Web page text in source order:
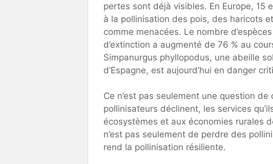
pertes sont déjà visibles. En Europe, 15
à la pollinisation des pois, des haricots
comme menacées. Le nombre
d’extinction a augmenté de 76 % au
Simpanurgus phyllopodus, une abeille
d’Espagne, est aujourd’hui en danger
Ce n’est pas seulement une question
pollinisateurs déclinent, les services
écosystèmes et aux économies rurales
n’est pas seulement de perdre des
rend la pollinisation résiliente.